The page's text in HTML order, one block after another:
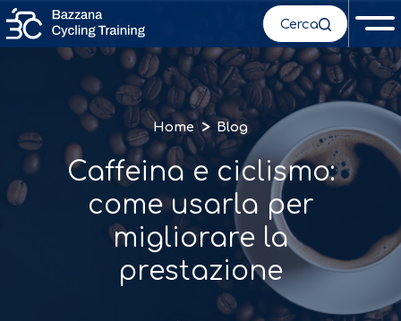
Cerca
Home > Blog
Caffeina e ciclismo:
come usarla per
migliorare la
prestazione